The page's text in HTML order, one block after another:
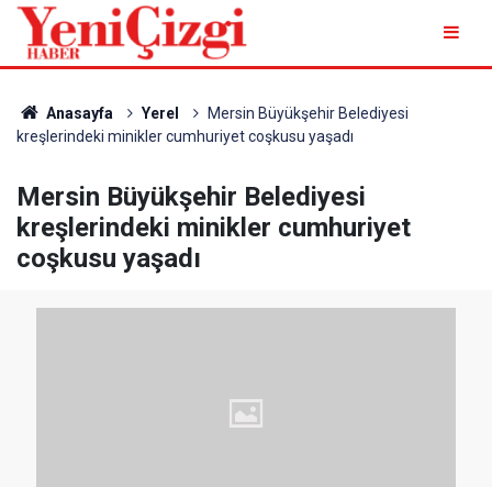
Anasayfa Yerel
Mersin Büyükşehir Belediyesi
kreşlerindeki minikler cumhuriyet coşkusu yaşadı
Mersin Büyükşehir Belediyesi
kreşlerindeki minikler cumhuriyet
coşkusu yaşadı